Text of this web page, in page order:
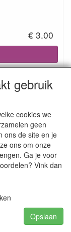
gebruik
cookies we
geen
ons de site en je
ons om onze
Ga je voor
Vink dan
Opslaan
€ 3.00